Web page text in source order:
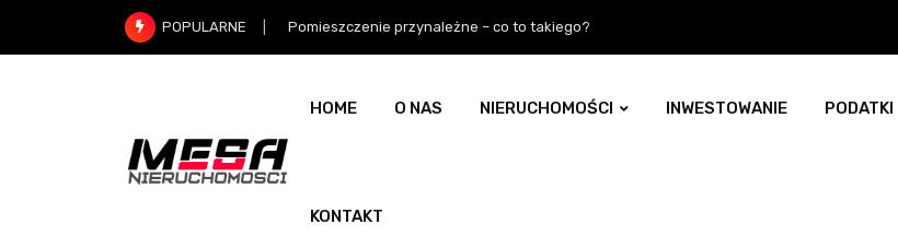
POPULARNE Program Pierwsze Mieszkanie – jak działa, kto może skorzystać i czy to dobre rozwiązanie?
HOME O NAS NIERUCHOMOŚCI INWESTOWANIE PODATKI
KONTAKT